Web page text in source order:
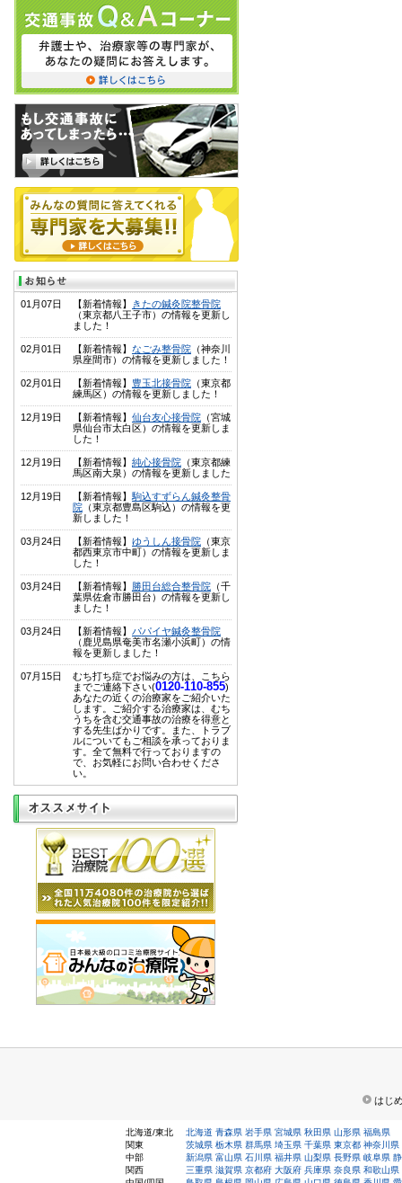
01月07日 【新着情報】
きたの鍼灸院整骨院
（東京都八王子市）の情報を更新し
ました！
02月01日 【新着情報】 なごみ整骨院 （神奈川
県座間市）の情報を更新しました！
02月01日 【新着情報】 豊玉北接骨院 （東京都
練馬区）の情報を更新しました！
12月19日 【新着情報】 仙台友心接骨院 （宮城
県仙台市太白区）の情報を更新しま
した！
12月19日 【新着情報】 純心接骨院 （東京都練
馬区南大泉）の情報を更新しました
12月19日 【新着情報】 駒込すずらん鍼灸整骨
院 （東京都豊島区駒込）の情報を更
新しました！
03月24日 【新着情報】 ゆうしん接骨院 （東京
都西東京市中町）の情報を更新しま
した！
03月24日 【新着情報】 勝田台総合整骨院 （千
葉県佐倉市勝田台）の情報を更新し
ました！
03月24日 【新着情報】 パパイヤ鍼灸整骨院
（鹿児島県奄美市名瀬小浜町）の情
報を更新しました！
07月15日
むち打ち症でお悩みの方は、こちら
までご連絡下さい(0120-110-855)
あなたの近くの治療家をご紹介いた
します。ご紹介する治療家は、むち
うちを含む交通事故の治療を得意と
する先生ばかりです。また、トラブ
ルについてもご相談を承っておりま
す。全て無料で行っておりますの
で、お気軽にお問い合わせくださ
い。
はじ
北海道/東北 北海道 青森県 岩手県 宮城県 秋田県 山形県 福島県
関東
茨城県 栃木県 群馬県 埼玉県 千葉県 東京都 神奈川県
中部
新潟県 富山県 石川県 福井県 山梨県 長野県 岐阜県
関西
三重県 滋賀県 京都府 大阪府 兵庫県 奈良県 和歌山県